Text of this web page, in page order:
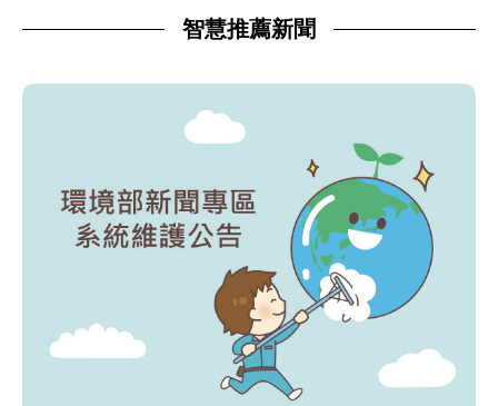
智慧推薦新聞